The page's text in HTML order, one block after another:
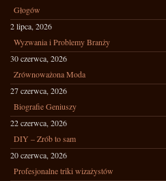
Głogów
2 lipca, 2026
Wyzwania i Problemy Branży
30 czerwca, 2026
Zrównoważona Moda
27 czerwca, 2026
Biografie Geniuszy
22 czerwca, 2026
DIY – Zrób to sam
20 czerwca, 2026
Profesjonalne triki wizażystów